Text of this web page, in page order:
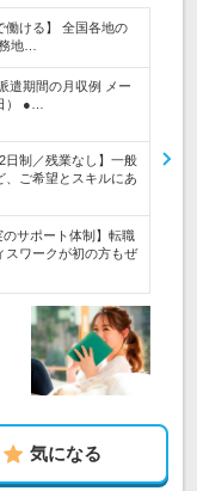
ける】 全国各地の
地…
遣期間の月収例 メー
） ●…
日制／残業なし】一般
、ご希望とスキルにあ
のサポート体制】転職
スワークが初の方もぜ
気になる